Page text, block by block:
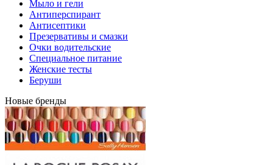
Мыло и гели
Антиперспирант
Антисептики
Презервативы и смазки
Очки водительские
Специальное питание
Женские тесты
Беруши
Новые бренды